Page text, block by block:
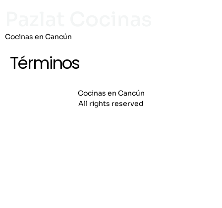
Cocinas en Cancún
Términos
Cocinas en Cancún
All rights reserved